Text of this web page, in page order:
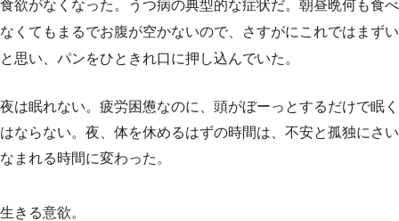
食欲がなくなった。うつ病の典型的な症状だ。朝昼晩何も食べ
なくてもまるでお腹が空かないので、さすがにこれではまずい
と思い、パンをひときれ口に押し込んでいた。
夜は眠れない。疲労困憊なのに、頭がぼーっとするだけで眠く
はならない。夜、体を休めるはずの時間は、不安と孤独にさい
なまれる時間に変わった。
生きる意欲。